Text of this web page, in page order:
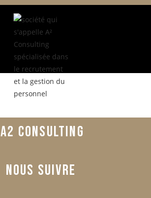
A2 CONSULTING
nous suivre